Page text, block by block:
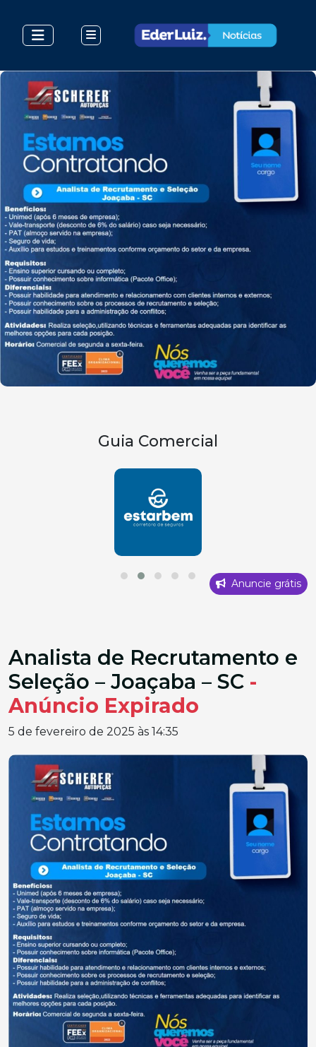
Guia Comercial
Anuncie grátis
Analista de Recrutamento e
Seleção – Joaçaba – SC -
Anúncio Expirado
5 de fevereiro de 2025 às 14:35